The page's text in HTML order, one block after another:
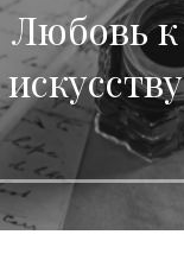
Любовь к
искусству